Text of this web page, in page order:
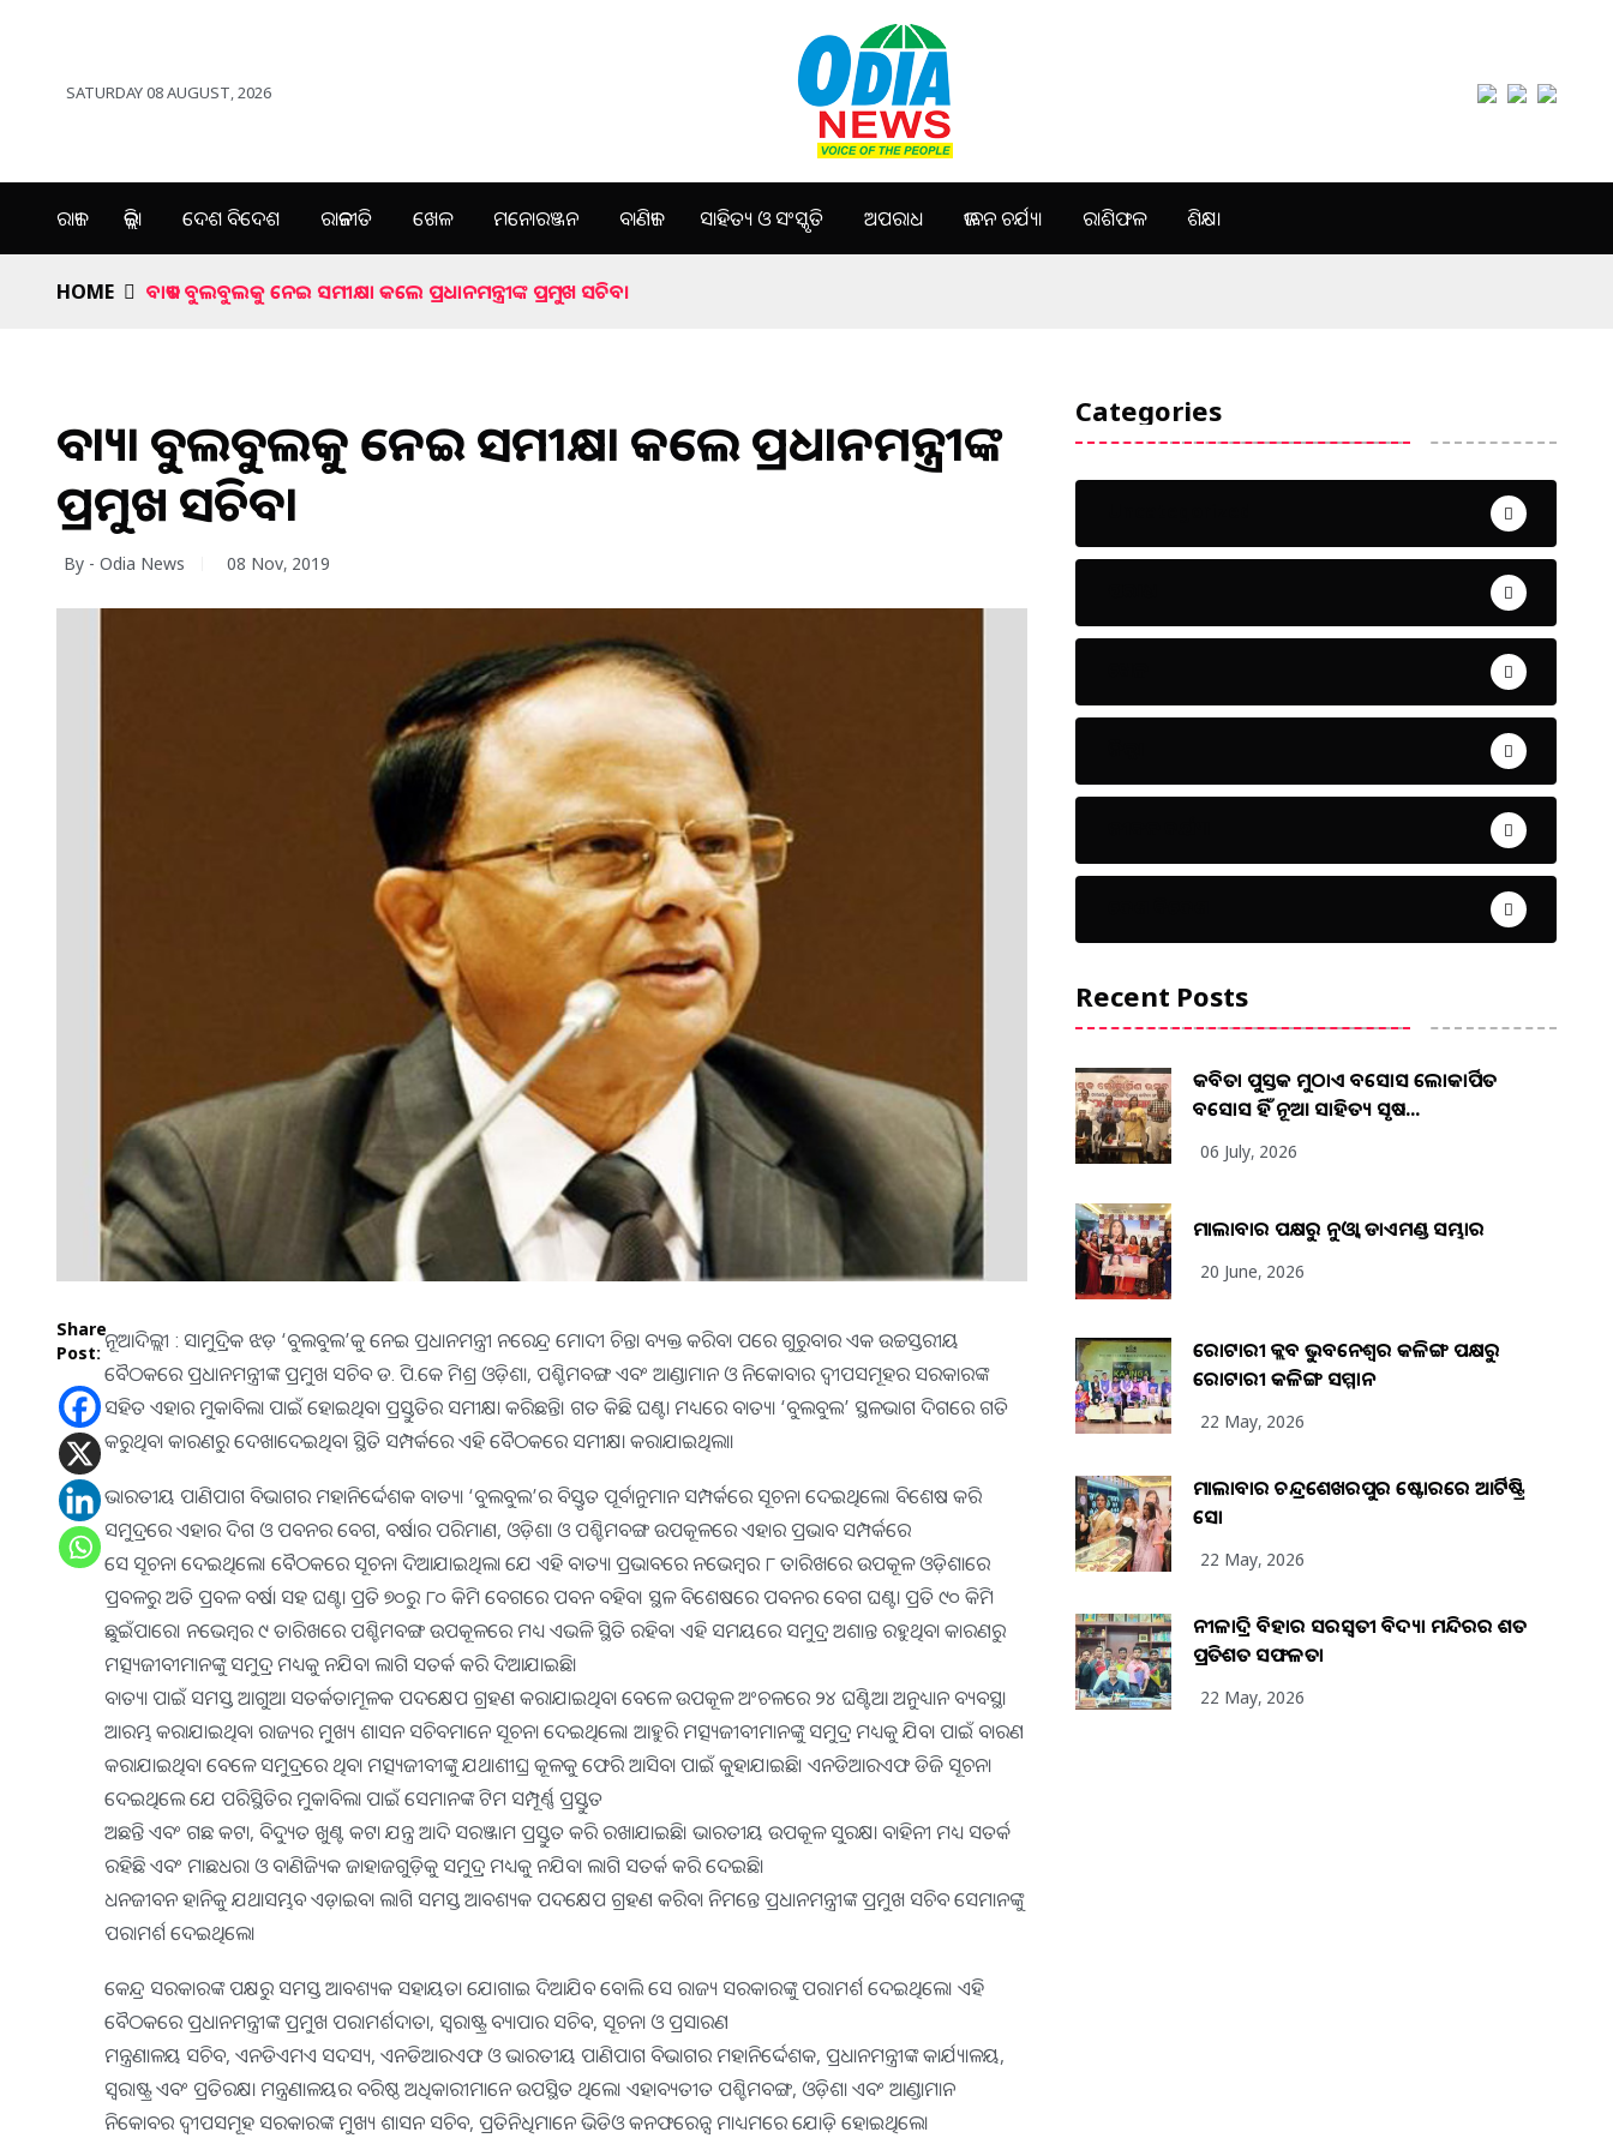
SATURDAY 08 AUGUST, 2026
ରାଜ୍ୟ ଜିଲ୍ଲା ଦେଶ ବିଦେଶ ରାଜନୀତି ଖେଳ ମନୋରଞ୍ଜନ ବାଣିଜ୍ୟ ସାହିତ୍ୟ ଓ ସଂସ୍କୃତି ଅପରାଧ ଜୀବନ ଚର୍ଯ୍ୟା ରାଶିଫଳ ଶିକ୍ଷା
HOME ବାତ୍ୟା ବୁ୍ଲବୁଲକୁ ନେଇ ସମୀକ୍ଷା କଲେ ପ୍ରଧାନମନ୍ତ୍ରୀଙ୍କ ପ୍ରମୁଖ ସଚିବ।
ବାତ୍ୟା ବୁ୍ଲବୁଲକୁ ନେଇ ସମୀକ୍ଷା କଲେ ପ୍ରଧାନମନ୍ତ୍ରୀଙ୍କ
ପ୍ରମୁଖ ସଚିବ।
By - Odia News 08 Nov, 2019
Share
Post:
ନୂଆଦିଲ୍ଲୀ : ସାମୁଦ୍ରିକ ଝଡ଼ ‘ବୁଲବୁଲ’କୁ ନେଇ ପ୍ରଧାନମନ୍ତ୍ରୀ ନରେନ୍ଦ୍ର ମୋଦୀ ଚିନ୍ତା ବ୍ୟକ୍ତ କରିବା ପରେ ଗୁରୁବାର ଏକ ଉଚ୍ଚସ୍ତରୀୟ
ବୈଠକରେ ପ୍ରଧାନମନ୍ତ୍ରୀଙ୍କ ପ୍ରମୁଖ ସଚିବ ଡ. ପି.କେ ମିଶ୍ର ଓଡ଼ିଶା, ପଶ୍ଚିମବଙ୍ଗ ଏବଂ ଆଣ୍ଡାମାନ ଓ ନିକୋବାର ଦ୍ୱୀପସମୂହର ସରକାରଙ୍କ
ସହିତ ଏହାର ମୁକାବିଲା ପାଇଁ ହୋଇଥିବା ପ୍ରସ୍ତୁତିର ସମୀକ୍ଷା କରିଛନ୍ତି। ଗତ କିଛି ଘଣ୍ଟା ମଧ୍ୟରେ ବାତ୍ୟା ‘ବୁଲବୁଲ’ ସ୍ଥଳଭାଗ ଦିଗରେ ଗତି
କରୁଥିବା କାରଣରୁ ଦେଖାଦେଇଥିବା ସ୍ଥିତି ସମ୍ପର୍କରେ ଏହି ବୈଠକରେ ସମୀକ୍ଷା କରାଯାଇଥିଲା।
ଭାରତୀୟ ପାଣିପାଗ ବିଭାଗର ମହାନିର୍ଦ୍ଦେଶକ ବାତ୍ୟା ‘ବୁଲବୁଲ’ର ବିସ୍ତୃତ ପୂର୍ବାନୁମାନ ସମ୍ପର୍କରେ ସୂଚନା ଦେଇଥିଲେ। ବିଶେଷ କରି
ସମୁଦ୍ରରେ ଏହାର ଦିଗ ଓ ପବନର ବେଗ, ବର୍ଷାର ପରିମାଣ, ଓଡ଼ିଶା ଓ ପଶ୍ଚିମବଙ୍ଗ ଉପକୂଳରେ ଏହାର ପ୍ରଭାବ ସମ୍ପର୍କରେ
ସେ ସୂଚନା ଦେଇଥିଲେ। ବୈଠକରେ ସୂଚନା ଦିଆଯାଇଥିଲା ଯେ ଏହି ବାତ୍ୟା ପ୍ରଭାବରେ ନଭେମ୍ବର ୮ ତାରିଖରେ ଉପକୂଳ ଓଡ଼ିଶାରେ
ପ୍ରବଳରୁ ଅତି ପ୍ରବଳ ବର୍ଷା ସହ ଘଣ୍ଟା ପ୍ରତି ୭୦ରୁ ୮୦ କିମି ବେଗରେ ପବନ ବହିବ। ସ୍ଥଳ ବିଶେଷରେ ପବନର ବେଗ ଘଣ୍ଟା ପ୍ରତି ୯୦ କିମି
ଛୁଇଁପାରେ। ନଭେମ୍ବର ୯ ତାରିଖରେ ପଶ୍ଚିମବଙ୍ଗ ଉପକୂଳରେ ମଧ୍ୟ ଏଭଳି ସ୍ଥିତି ରହିବ। ଏହି ସମୟରେ ସମୁଦ୍ର ଅଶାନ୍ତ ରହୁଥିବା କାରଣରୁ
ମତ୍ସ୍ୟଜୀବୀମାନଙ୍କୁ ସମୁଦ୍ର ମଧ୍ୟକୁ ନଯିବା ଲାଗି ସତର୍କ କରି ଦିଆଯାଇଛି।
ବାତ୍ୟା ପାଇଁ ସମସ୍ତ ଆଗୁଆ ସତର୍କତାମୂଳକ ପଦକ୍ଷେପ ଗ୍ରହଣ କରାଯାଇଥିବା ବେଳେ ଉପକୂଳ ଅଂଚଳରେ ୨୪ ଘଣ୍ଟିଆ ଅନୁଧ୍ୟାନ ବ୍ୟବସ୍ଥା
ଆରମ୍ଭ କରାଯାଇଥିବା ରାଜ୍ୟର ମୁଖ୍ୟ ଶାସନ ସଚିବମାନେ ସୂଚନା ଦେଇଥିଲେ। ଆହୁରି ମତ୍ସ୍ୟଜୀବୀମାନଙ୍କୁ ସମୁଦ୍ର ମଧ୍ୟକୁ ଯିବା ପାଇଁ ବାରଣ
କରାଯାଇଥିବା ବେଳେ ସମୁଦ୍ରରେ ଥିବା ମତ୍ସ୍ୟଜୀବୀଙ୍କୁ ଯଥାଶୀଘ୍ର କୂଳକୁ ଫେରି ଆସିବା ପାଇଁ କୁହାଯାଇଛି। ଏନଡିଆରଏଫ ଡିଜି ସୂଚନା
ଦେଇଥିଲେ ଯେ ପରିସ୍ଥିତିର ମୁକାବିଲା ପାଇଁ ସେମାନଙ୍କ ଟିମ ସମ୍ପୂର୍ଣ୍ଣ ପ୍ରସ୍ତୁତ
ଅଛନ୍ତି ଏବଂ ଗଛ କଟା, ବିଦ୍ୟୁତ ଖୁଣ୍ଟ କଟା ଯନ୍ତ୍ର ଆଦି ସରଞ୍ଜାମ ପ୍ରସ୍ତୁତ କରି ରଖାଯାଇଛି। ଭାରତୀୟ ଉପକୂଳ ସୁରକ୍ଷା ବାହିନୀ ମଧ୍ୟ ସତର୍କ
ରହିଛି ଏବଂ ମାଛଧରା ଓ ବାଣିଜ୍ୟିକ ଜାହାଜଗୁଡ଼ିକୁ ସମୁଦ୍ର ମଧ୍ୟକୁ ନଯିବା ଲାଗି ସତର୍କ କରି ଦେଇଛି।
ଧନଜୀବନ ହାନିକୁ ଯଥାସମ୍ଭବ ଏଡ଼ାଇବା ଲାଗି ସମସ୍ତ ଆବଶ୍ୟକ ପଦକ୍ଷେପ ଗ୍ରହଣ କରିବା ନିମନ୍ତେ ପ୍ରଧାନମନ୍ତ୍ରୀଙ୍କ ପ୍ରମୁଖ ସଚିବ ସେମାନଙ୍କୁ
ପରାମର୍ଶ ଦେଇଥିଲେ।
କେନ୍ଦ୍ର ସରକାରଙ୍କ ପକ୍ଷରୁ ସମସ୍ତ ଆବଶ୍ୟକ ସହାୟତା ଯୋଗାଇ ଦିଆଯିବ ବୋଲି ସେ ରାଜ୍ୟ ସରକାରଙ୍କୁ ପରାମର୍ଶ ଦେଇଥିଲେ। ଏହି
ବୈଠକରେ ପ୍ରଧାନମନ୍ତ୍ରୀଙ୍କ ପ୍ରମୁଖ ପରାମର୍ଶଦାତା, ସ୍ୱରାଷ୍ଟ୍ର ବ୍ୟାପାର ସଚିବ, ସୂଚନା ଓ ପ୍ରସାରଣ
ମନ୍ତ୍ରଣାଳୟ ସଚିବ, ଏନଡିଏମଏ ସଦସ୍ୟ, ଏନଡିଆରଏଫ ଓ ଭାରତୀୟ ପାଣିପାଗ ବିଭାଗର ମହାନିର୍ଦ୍ଦେଶକ, ପ୍ରଧାନମନ୍ତ୍ରୀଙ୍କ କାର୍ଯ୍ୟାଳୟ,
ସ୍ୱରାଷ୍ଟ୍ର ଏବଂ ପ୍ରତିରକ୍ଷା ମନ୍ତ୍ରଣାଳୟର ବରିଷ୍ଠ ଅଧିକାରୀମାନେ ଉପସ୍ଥିତ ଥିଲେ। ଏହାବ୍ୟତୀତ ପଶ୍ଚିମବଙ୍ଗ, ଓଡ଼ିଶା ଏବଂ ଆଣ୍ଡାମାନ
ନିକୋବର ଦ୍ୱୀପସମୂହ ସରକାରଙ୍କ ମୁଖ୍ୟ ଶାସନ ସଚିବ, ପ୍ରତିନିଧିମାନେ ଭିଡିଓ କନଫରେନ୍ସ ମାଧ୍ୟମରେ ଯୋଡ଼ି ହୋଇଥିଲେ।
Categories
Recent Posts
କବିତା ପୁସ୍ତକ ମୁଠାଏ ଅବସୋସ ଲୋକାର୍ପିତ
ଅବସୋସ ହିଁ ନୂଆ ସାହିତ୍ୟ ସୃଷ...
06 July, 2026
ମାଲାବାର ପକ୍ଷରୁ ନୁଓ୍ବା ଡାଏମଣ୍ଡ ସମ୍ଭାର
20 June, 2026
ରୋଟାରୀ କ୍ଲବ ଭୁବନେଶ୍ୱର କଳିଙ୍ଗ ପକ୍ଷରୁ
ରୋଟାରୀ କଳିଙ୍ଗ ସମ୍ମାନ
22 May, 2026
ମାଲାବାର ଚନ୍ଦ୍ରଶେଖରପୁର ଷ୍ଟୋରରେ ଆର୍ଟିଷ୍ଟ୍ରି
ସୋ
22 May, 2026
ନୀଳାଦ୍ରି ବିହାର ସରସ୍ୱତୀ ବିଦ୍ୟା ମନ୍ଦିରର ଶତ
ପ୍ରତିଶତ ସଫଳତା
22 May, 2026